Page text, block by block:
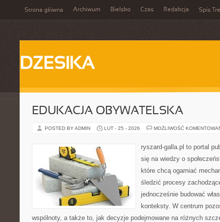
Strona główna Archiwum Bielsko Czas Redakcja Spis
DZESIKA
EDUKACJA OBYWATELSKA
POSTED BY ADMIN LUT - 25 - 2026 MOŻLIWOŚĆ
ryszard-galla.pl to portal
się na wiedzy o
które chcą ogarniać
śledzić procesy
jednocześnie budować
konteksty. W centrum
wspólnoty, a także to, jak decyzje podejmowane na różnych